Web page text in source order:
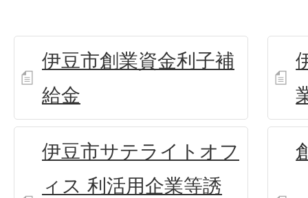
伊豆市創業資金利子補
給金
伊豆市サテライトオフ
ィス 利活用企業等誘